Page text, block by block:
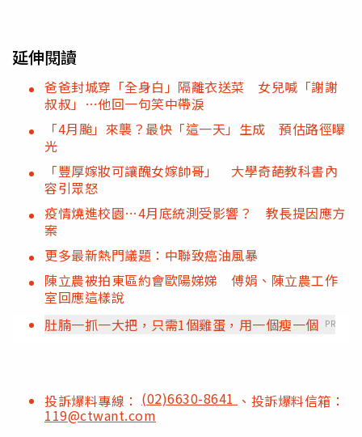
延伸閱讀
爸爸封城穿「全身白」隔離衣送菜 女兒喊「謝謝
叔叔」…他回一句笑中帶淚
「4月颱」來襲？最快「這一天」生成 預估路徑曝
光
「豐厚嫁妝可讓醜女嫁帥哥」 大學奇葩教科書內
容引眾怒
疫情燒進校園…4月底統測受影響？ 教長提因應方
案
更多最新熱門議題：中聯致癌油風暴
陳立農被拍東區約會歐陽娣娣 傅娟、陳立農工作
室回應這樣說
肚腩一抓一大把，只需1個雞蛋，用一個瘦一個 PR
投訴爆料專線： (02)6630-8641 、投訴爆料信箱：
119@ctwant.com